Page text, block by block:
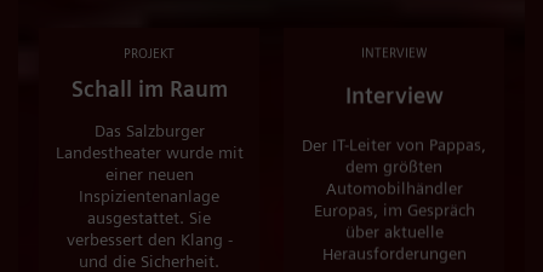
PROJEKT
Schall im Raum
Das Salzburger
Landestheater wurde mit
einer neuen
Inspizientenanlage
ausgestattet. Sie
verbessert den Klang -
und die Sicherheit.
INTERVIEW
Interview
Der IT-Leiter von Pappas,
dem größten
Automobilhändler
Europas, im Gespräch
über aktuelle
Herausforderungen